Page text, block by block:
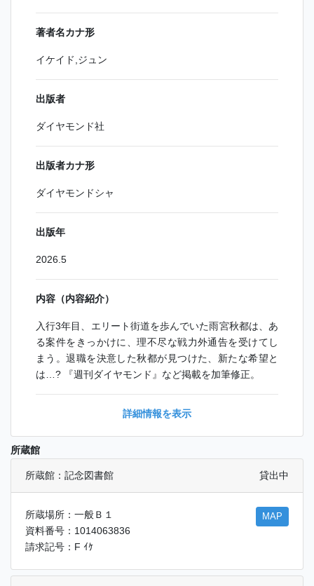
著者名カナ形
イケイド,ジュン
出版者
ダイヤモンド社
出版者カナ形
ダイヤモンドシャ
出版年
2026.5
内容（内容紹介）
入行3年目、エリート街道を歩んでいた雨宮秋都は、あ
る案件をきっかけに、理不尽な戦力外通告を受けてし
まう。退職を決意した秋都が見つけた、新たな希望と
は…? 『週刊ダイヤモンド』など掲載を加筆修正。
詳細情報を表示
所蔵館
所蔵館：記念図書館 貸出中
所蔵場所：一般Ｂ１
資料番号：1014063836
請求記号：F ｲｹ
MAP